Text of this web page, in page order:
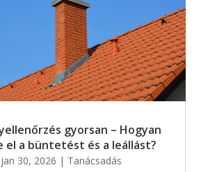
gyorsan – Hogyan
el a büntetést és a leállást?
jan 30, 2026 | Tanácsadás